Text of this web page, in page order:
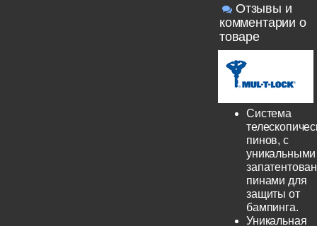
Отзывы и
комментарии о
товаре
Система
пинов, с
уникальными
пинами для
защиты от
бампинга.
Уникальная